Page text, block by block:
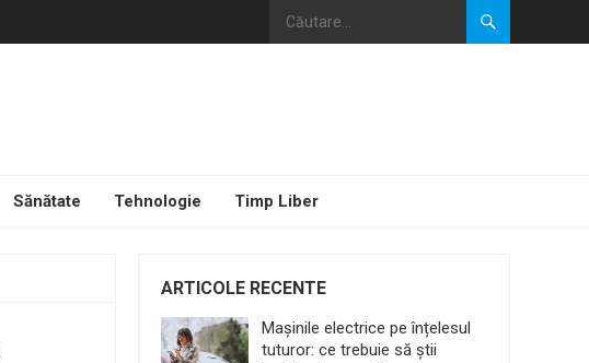
Sănătate Tehnologie Timp Liber
ARTICOLE RECENTE
Mașinile electrice pe înțelesul
tuturor: ce trebuie să știi